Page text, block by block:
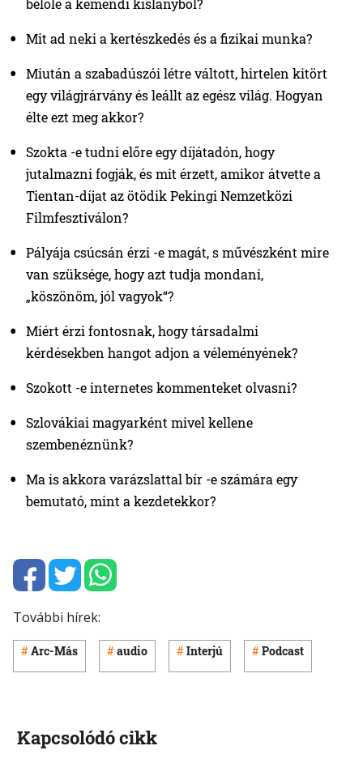
belőle a kéméndi kislányból?
Mit ad neki a kertészkedés és a fizikai munka?
Miután a szabadúszói létre váltott, hirtelen kitört
egy világjrárvány és leállt az egész világ. Hogyan
élte ezt meg akkor?
Szokta -e tudni előre egy díjátadón, hogy
jutalmazni fogják, és mit érzett, amikor átvette a
Tientan-díjat az ötödik Pekingi Nemzetközi
Filmfesztiválon?
Pályája csúcsán érzi -e magát, s művészként mire
van szüksége, hogy azt tudja mondani,
„köszönöm, jól vagyok“?
Miért érzi fontosnak, hogy társadalmi
kérdésekben hangot adjon a véleményének?
Szokott -e internetes kommenteket olvasni?
Szlovákiai magyarként mivel kellene
szembenéznünk?
Ma is akkora varázslattal bír -e számára egy
bemutató, mint a kezdetekkor?
További hírek:
Arc-Más audio Interjú Podcast
Kapcsolódó cikk